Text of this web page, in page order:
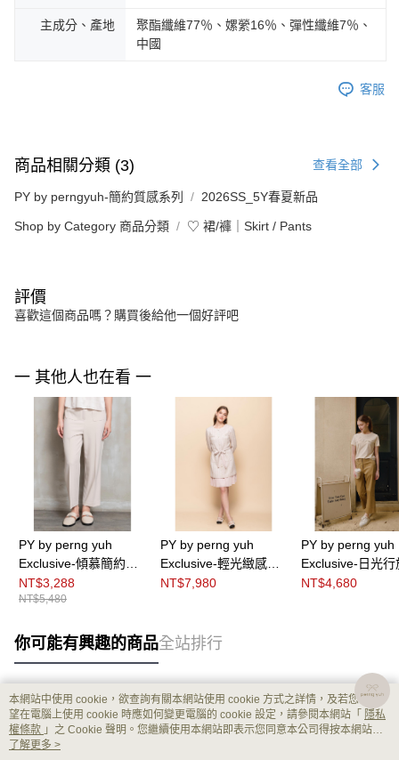
主成分、產地
聚酯纖維77％、嫘縈16％、彈性纖維7％、
中國
客服
商品相關分類 (3) 查看全部
PY by perngyuh-簡約質感系列 2026SS_5Y春夏新品
Shop by Category 商品分類 ♡ 裙/褲｜Skirt / Pants
評價
喜歡這個商品嗎？購買後給他一個好評吧
一 其他人也在看 一
PY by perng yuh
Exclusive-傾慕簡約燙
褶九分寬直筒褲
NT$3,288
NT$5,480
PY by perng yuh
Exclusive-輕光緻感褶
飾花紗洋裝（附腰帶）
NT$7,980
PY by perng yuh
Exclusive-日光行
質九分直筒褲
NT$4,680
你可能有興趣的商品全站排行
熱門標籤
本網站中使用 cookie，欲查詢有關本網站使用 cookie 方式之詳情，及若您不希
望在電腦上使用 cookie 時應如何變更電腦的 cookie 設定，請參閱本網站「 隱私
權條款 」之 Cookie 聲明。您繼續使用本網站即表示您同意本公司得按本網站使
用條款之 Cookie 聲明使用 cookie。
了解更多 >